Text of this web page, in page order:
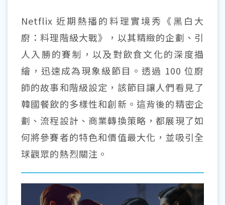
Netflix 近期熱播的料理實境秀《黑白大
廚：料理階級大戰》，以其精緻的企劃、引
人入勝的賽制，以及對飲食文化的深度描
繪，迅速成為現象級節目。透過 100 位廚
師的故事和階級設定，該節目讓人們看見了
韓國餐飲的多樣性和創新。這背後的精密企
劃、流程設計、商業轉換策略，都展現了如
何將參賽者的特色和價值最大化，並吸引全
球觀眾的熱烈關注。